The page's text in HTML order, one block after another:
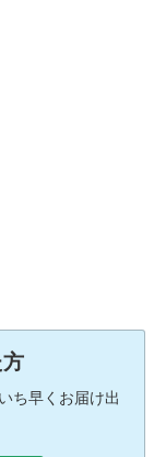
ち早くお届け出